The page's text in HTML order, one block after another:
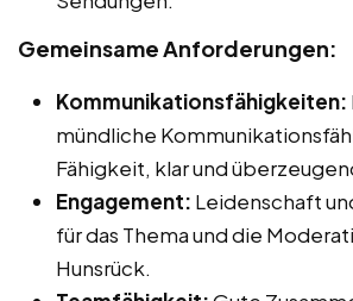
Gemeinsame Anforderungen:
Kommunikationsfähigkeiten:
mündliche
Fähigkeit, klar und
Engagement: Leidenschaft
für das Thema und die
Hunsrück.